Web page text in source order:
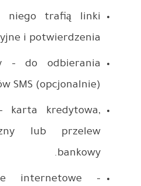
Adres
Telefon
Metoda
portfel